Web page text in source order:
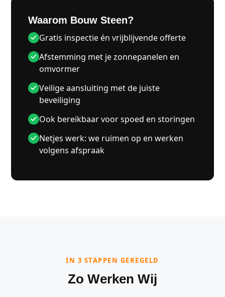
Waarom Bouw Steen?
Gratis inspectie én vrijblijvende offerte
Afstemming met je zonnepanelen en
omvormer
Veilige aansluiting met de juiste
beveiliging
Ook bereikbaar voor spoed en storingen
Netjes werk: we ruimen op en werken
volgens afspraak
IN 3 STAPPEN GEREGELD
Zo Werken Wij